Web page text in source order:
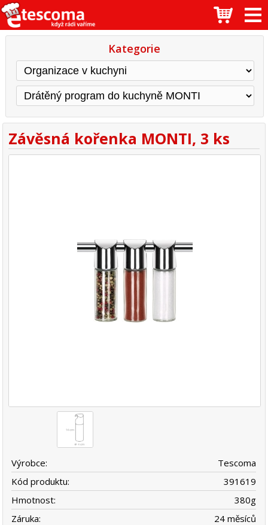
Kategorie
Závěsná kořenka MONTI, 3 ks
Výrobce:
Tescoma
Kód produktu:
391619
Hmotnost:
380g
Záruka:
24 měsíců